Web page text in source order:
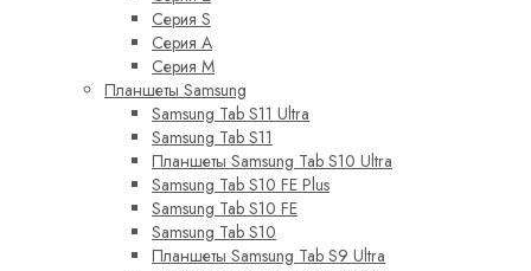
Серия S
Серия A
Серия M
Планшеты Samsung
Samsung Tab S11 Ultra
Samsung Tab S11
Планшеты Samsung Tab S10 Ultra
Samsung Tab S10 FE Plus
Samsung Tab S10 FE
Samsung Tab S10
Планшеты Samsung Tab S9 Ultra